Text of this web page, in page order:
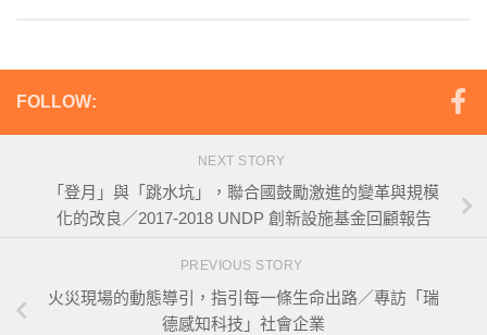
FOLLOW:
NEXT STORY
「登月」與「跳水坑」，聯合國鼓勵激進的變革與規模
化的改良／2017-2018 UNDP 創新設施基金回顧報告
PREVIOUS STORY
火災現場的動態導引，指引每一條生命出路／專訪「瑞
德感知科技」社會企業